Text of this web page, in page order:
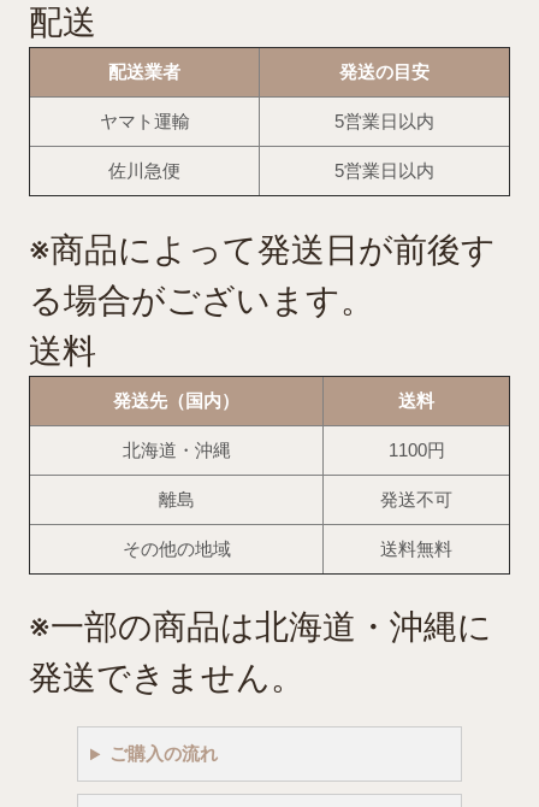
配送
配送業者 発送の目安
ヤマト運輸 5営業日以内
佐川急便 5営業日以内
※商品によって発送日が前後す
る場合がございます。
送料
発送先（国内） 送料
北海道・沖縄 1100円
離島 発送不可
その他の地域 送料無料
※一部の商品は北海道・沖縄に
発送できません。
ご購入の流れ